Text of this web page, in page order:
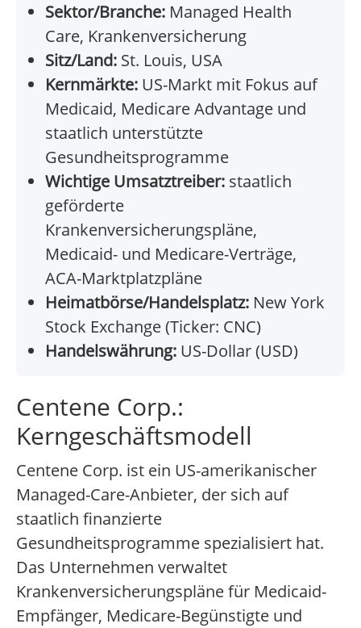
Sektor/Branche: Managed Health
Care, Krankenversicherung
Sitz/Land: St. Louis, USA
Kernmärkte: US-Markt mit Fokus auf
Medicaid, Medicare Advantage und
staatlich unterstützte
Gesundheitsprogramme
Wichtige Umsatztreiber: staatlich
geförderte
Krankenversicherungspläne,
Medicaid- und Medicare-Verträge,
ACA-Marktplatzpläne
Heimatbörse/Handelsplatz: New York
Stock Exchange (Ticker: CNC)
Handelswährung: US-Dollar (USD)
Centene Corp.:
Kerngeschäftsmodell
Centene Corp. ist ein US-amerikanischer
Managed-Care-Anbieter, der sich auf
staatlich finanzierte
Gesundheitsprogramme spezialisiert hat.
Das Unternehmen verwaltet
Krankenversicherungspläne für Medicaid-
Empfänger, Medicare-Begünstigte und